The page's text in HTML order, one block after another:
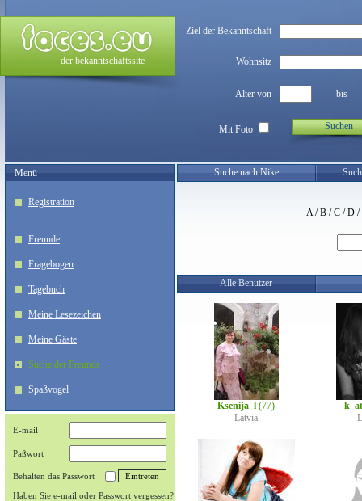
der bekanntschaftssite
Ziel der Bekanntschaft
Wohnsitz
Alter von bis
Mit Foto Suchen
Menü
Registration
Freunde
Fragebogen
Tagebuch
Meine Lesezeichen
Meine Gäste
Suche der Freunde
Spaßvogel
E-mail
Paßwort
Behalten das Passwort
Haben Sie e-mail oder Passwort vergessen?
Suche nach Nike
A/B /C /D /
Alle Benutzer
Ksenija_l (77)
Latvia